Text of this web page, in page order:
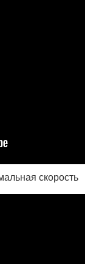
скорость